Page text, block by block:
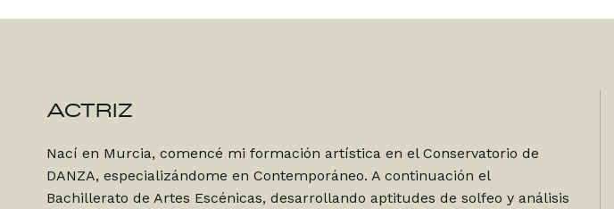
ACTRIZ
Nací en Murcia, comencé mi formación artística en el Conservatorio de
DANZA, especializándome en Contemporáneo. A continuación el
Bachillerato de Artes Escénicas, desarrollando aptitudes de solfeo y análisis